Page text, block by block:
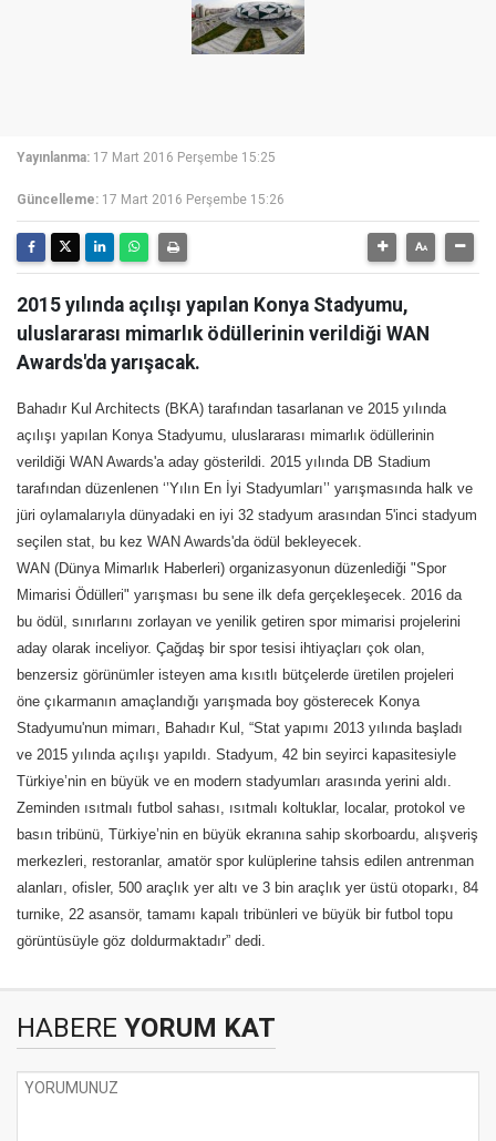
Yayınlanma: 17 Mart 2016 Perşembe 15:25
Güncelleme: 17 Mart 2016 Perşembe 15:26
2015 yılında açılışı yapılan Konya Stadyumu,
uluslararası mimarlık ödüllerinin verildiği WAN
Awards'da yarışacak.
Bahadır Kul Architects (BKA) tarafından tasarlanan ve 2015 yılında
açılışı yapılan Konya Stadyumu, uluslararası mimarlık ödüllerinin
verildiği WAN Awards'a aday gösterildi. 2015 yılında DB Stadium
tarafından düzenlenen ‘’Yılın En İyi Stadyumları’’ yarışmasında halk ve
jüri oylamalarıyla dünyadaki en iyi 32 stadyum arasından 5'inci stadyum
seçilen stat, bu kez WAN Awards'da ödül bekleyecek.
WAN (Dünya Mimarlık Haberleri) organizasyonun düzenlediği "Spor
Mimarisi Ödülleri" yarışması bu sene ilk defa gerçekleşecek. 2016 da
bu ödül, sınırlarını zorlayan ve yenilik getiren spor mimarisi projelerini
aday olarak inceliyor. Çağdaş bir spor tesisi ihtiyaçları çok olan,
benzersiz görünümler isteyen ama kısıtlı bütçelerde üretilen projeleri
öne çıkarmanın amaçlandığı yarışmada boy gösterecek Konya
Stadyumu'nun mimarı, Bahadır Kul, “Stat yapımı 2013 yılında başladı
ve 2015 yılında açılışı yapıldı. Stadyum, 42 bin seyirci kapasitesiyle
Türkiye’nin en büyük ve en modern stadyumları arasında yerini aldı.
Zeminden ısıtmalı futbol sahası, ısıtmalı koltuklar, localar, protokol ve
basın tribünü, Türkiye’nin en büyük ekranına sahip skorboardu, alışveriş
merkezleri, restoranlar, amatör spor kulüplerine tahsis edilen antrenman
alanları, ofisler, 500 araçlık yer altı ve 3 bin araçlık yer üstü otoparkı, 84
turnike, 22 asansör, tamamı kapalı tribünleri ve büyük bir futbol topu
görüntüsüyle göz doldurmaktadır” dedi.
HABERE YORUM KAT